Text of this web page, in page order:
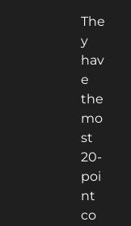
The
y
hav
e
the
mo
st
20-
poi
nt
co